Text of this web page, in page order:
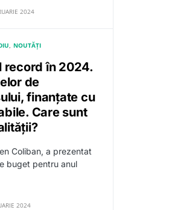
2024
NOUTĂȚI
record în 2024.
de
finanțate cu
Care sunt
Coliban, a prezentat
buget pentru anul
2024